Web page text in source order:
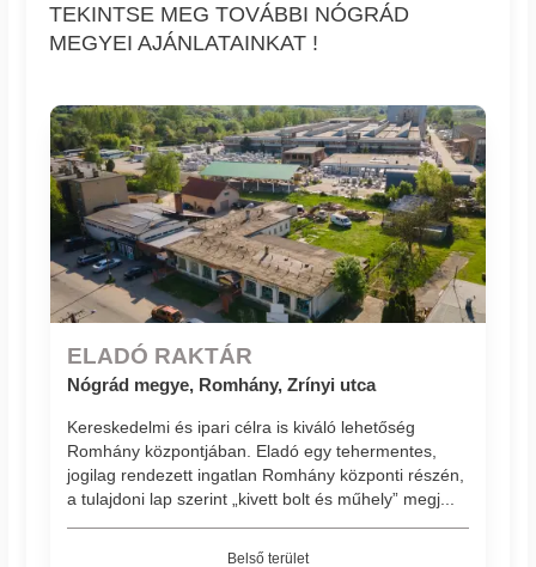
TEKINTSE MEG TOVÁBBI NÓGRÁD
MEGYEI AJÁNLATAINKAT !
ELADÓ RAKTÁR
Nógrád megye, Romhány, Zrínyi utca
Kereskedelmi és ipari célra is kiváló lehetőség
Romhány központjában. Eladó egy tehermentes,
jogilag rendezett ingatlan Romhány központi részén,
a tulajdoni lap szerint „kivett bolt és műhely” megj...
Belső terület